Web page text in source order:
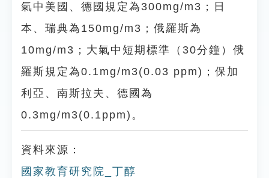
氣中美國、德國規定為300mg/m3；日
本、瑞典為150mg/m3；俄羅斯為
10mg/m3；大氣中短期標準（30分鐘）俄
羅斯規定為0.1mg/m3(0.03 ppm)；保加
利亞、南斯拉夫、德國為
0.3mg/m3(0.1ppm)。
資料來源：
國家教育研究院_丁醇